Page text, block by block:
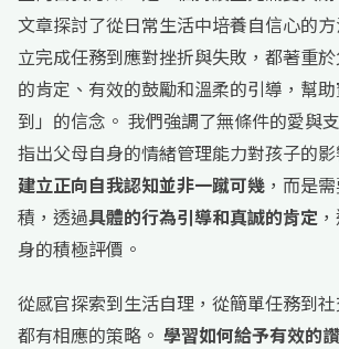
文章探討了從日常生活中培養自信心的
立完成任務到應對挫折與失敗，都著重
的肯定、有效的鼓勵和溫柔的引導，幫
到」的信念。 我們強調了無條件的愛與
指出父母自身的情緒管理能力對孩子的影
建立正向自我認知並非一蹴可幾 ，而是
積，透過具體的行為引導和真誠的肯定
身的積極評價。
從感官探索到生活自理，從簡單任務到
都有相應的策略。 學習如何給予有效的